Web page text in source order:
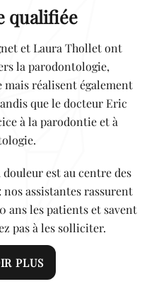
qualifiée
et Laura Thollet ont
la parodontologie,
mais réalisent également
que le docteur Eric
à la parodontie et à
est au centre des
nos assistantes rassurent
ans les patients et savent
pas à les solliciter.
PLUS